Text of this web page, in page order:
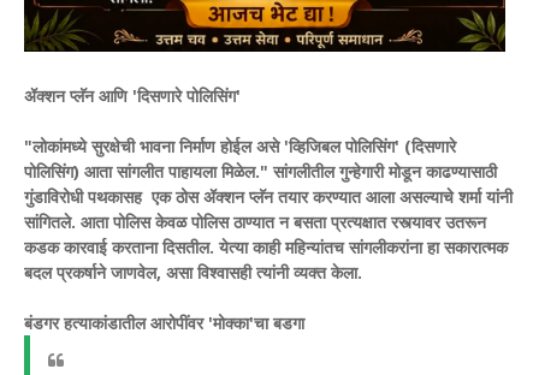
ॲक्शन प्लॅन आणि 'दिसणारे पोलिसिंग'
​"लोकांमध्ये सुरक्षेची भावना निर्माण होईल असे 'व्हिजिबल पोलिसिंग' (दिसणारे
पोलिसिंग) आता सांगलीत पाहायला मिळेल." ​सांगलीतील गुन्हेगारी मोडून काढण्यासाठी
गुंडाविरोधी पथकासह एक ठोस ॲक्शन प्लॅन तयार करण्यात आला असल्याचे शर्मा यांनी
सांगितले. आता पोलिस केवळ पोलिस ठाण्यात न बसता प्रत्यक्षात रस्त्यावर उतरून
कडक कारवाई करताना दिसतील. येत्या काही महिन्यांतच सांगलीकरांना हा सकारात्मक
बदल प्रकर्षाने जाणवेल, असा विश्वासही त्यांनी व्यक्त केला.
​बंडगर हत्याकांडातील आरोपींवर 'मोक्का'चा बडगा